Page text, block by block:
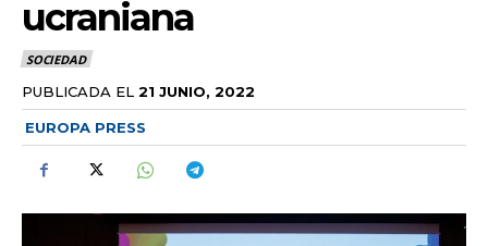
ucraniana
SOCIEDAD
PUBLICADA EL 21 JUNIO, 2022
EUROPA PRESS